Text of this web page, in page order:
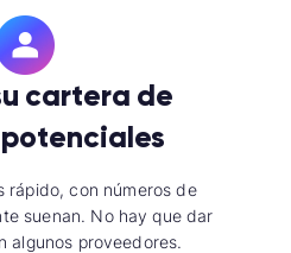
cartera de
rápido, con números de
suenan. No hay que dar
algunos proveedores.